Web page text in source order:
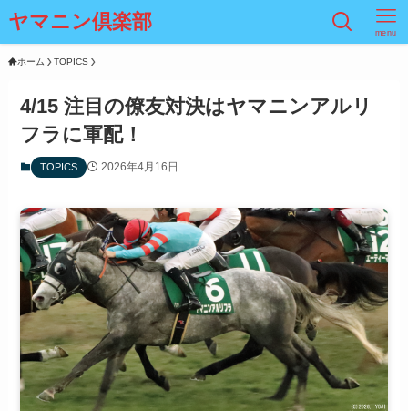
ヤマニン倶楽部 menu
ホーム TOPICS
4/15 注目の僚友対決はヤマニンアルリ
フラに軍配！
TOPICS 2026年4月16日